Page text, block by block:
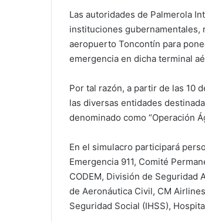
Las autoridades de Palmerola
instituciones gubernamentales,
aeropuerto Toncontín para
emergencia en dicha terminal
Por tal razón, a partir de las 10
las diversas entidades
denominado como “Operación
En el simulacro participará
Emergencia 911, Comité
CODEM, División de Seguridad
de Aeronáutica Civil, CM
Seguridad Social (IHSS),